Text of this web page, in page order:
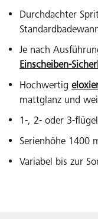
Durchdachter
Je nach
Einscheiben-
Hochwertig
mattglanz und
1-, 2- oder 3-
Serienhöhe 1400
Variabel bis zur